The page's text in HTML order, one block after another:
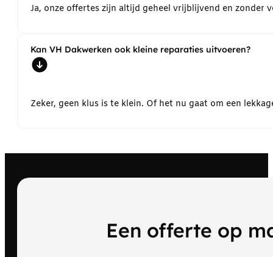
Ja, onze offertes zijn altijd geheel vrijblijvend en
Kan VH Dakwerken ook kleine reparaties uitvoeren?
Zeker, geen klus is te klein. Of het nu gaat om een
Een offerte op